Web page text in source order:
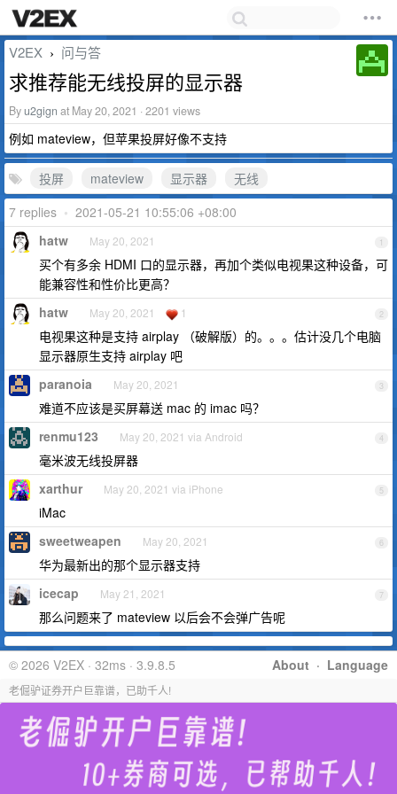
V2EX › 问与答
求推荐能无线投屏的显示器
Byu2gign at May 20, 2021 · 2201 views
例如 mateview，但苹果投屏好像不支持
投屏 mateview 显示器
无线
7 replies • 2021-05-21 10:55:06 +08:00
1
hatw May 20, 2021
买个有多余 HDMI 口的显示器，再加个类似电视果这种设备，可
能兼容性和性价比更高？
2
hatw May 20, 2021 1
电视果这种是支持 airplay （破解版）的。。。估计没几个电脑
显示器原生支持 airplay 吧
3
paranoia May 20, 2021
难道不应该是买屏幕送 mac 的 imac 吗？
4
renmu123 May 20, 2021 via Android
毫米波无线投屏器
5
xarthur May 20, 2021 via iPhone
iMac
6
sweetweapen May 20, 2021
华为最新出的那个显示器支持
7
icecap May 21, 2021
那么问题来了 mateview 以后会不会弹广告呢
About · Language
© 2026 V2EX · 32ms · 3.9.8.5
老倔驴证券开户巨靠谱，已助千人!